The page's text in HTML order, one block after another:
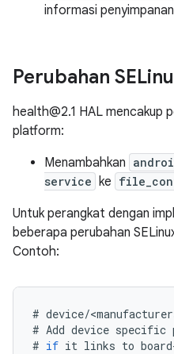
informasi
Perubahan
health@2.1 HAL mencakup
platform:
Menambahkan
service ke
Untuk perangkat dengan
beberapa perubahan
Contoh:
# device/<manufacturer
# Add device specific
# if it links to board